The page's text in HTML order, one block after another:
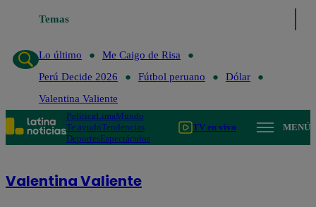
Temas
Lo último
Me Caigo de Risa
Perú Decide 2026
Fútbol peruano
Dólar
Valentina Valiente
PolíticaLimaMundo
Te ayudoTendencias
DeportesEspectáculos
TV en vivo MENÚ
Valentina Valiente